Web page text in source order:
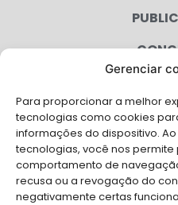
Gerenciar
Para proporcionar a melhor
tecnologias como cookies
informações do dispositivo.
tecnologias, você nos
comportamento de
recusa ou a revogação do
negativamente certas